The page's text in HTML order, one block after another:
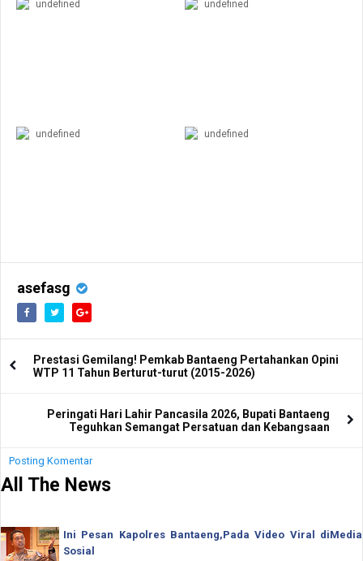
undefined undefined
undefined undefined
asefasg
Prestasi Gemilang! Pemkab Bantaeng Pertahankan Opini
WTP 11 Tahun Berturut-turut (2015-2026)
Peringati Hari Lahir Pancasila 2026, Bupati Bantaeng
Teguhkan Semangat Persatuan dan Kebangsaan
Posting Komentar
All The News
Ini Pesan Kapolres Bantaeng,Pada Video Viral diMedia
Sosial